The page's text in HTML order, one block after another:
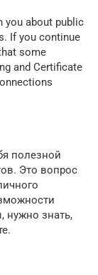
you about public
If you continue
some
and Certificate
полезной
Это вопрос
нужно знать,